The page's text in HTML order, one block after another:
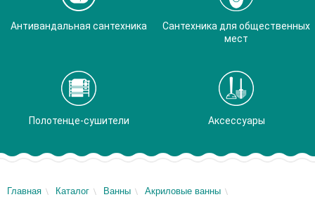
Антивандальная сантехника
Сантехника для общественных
мест
Полотенце-сушители Аксессуары
Главная Каталог Ванны
Акриловые ванны